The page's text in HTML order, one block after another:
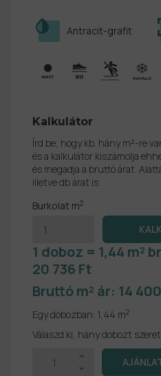
Antracit-grafit
Kalkulátor
Írd be, hogy kb. hány m²-re
és a kalkulátor kiszámolja
és megadja a bruttó árat.
illetve db árat is.
Burkolat m2
1 doboz = 1,44 m²
20 736 Ft
Bruttó m² ár: 14
Egy dobozban: 1,44 m2
Válaszd ki, hány dobozt